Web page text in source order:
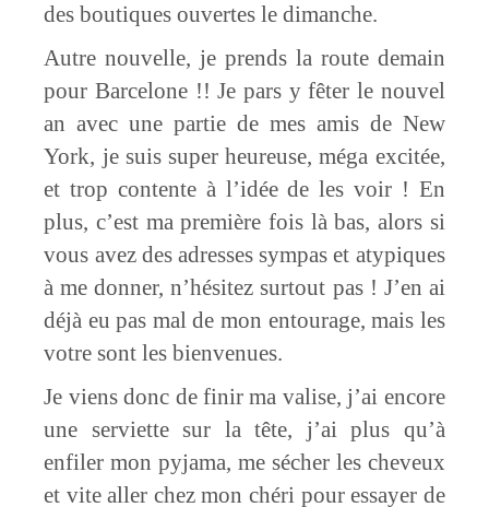
des boutiques ouvertes le dimanche.
Autre nouvelle, je prends la route demain
pour Barcelone !! Je pars y fêter le nouvel
an avec une partie de mes amis de New
York, je suis super heureuse, méga excitée,
et trop contente à l’idée de les voir ! En
plus, c’est ma première fois là bas, alors si
vous avez des adresses sympas et atypiques
à me donner, n’hésitez surtout pas ! J’en ai
déjà eu pas mal de mon entourage, mais les
votre sont les bienvenues.
Je viens donc de finir ma valise, j’ai encore
une serviette sur la tête, j’ai plus qu’à
enfiler mon pyjama, me sécher les cheveux
et vite aller chez mon chéri pour essayer de